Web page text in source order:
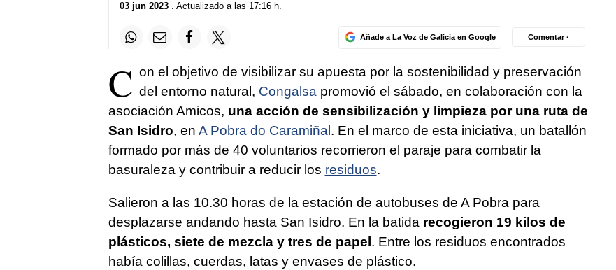
03 jun 2023. Actualizado a las 17:16 h.
Añade a La Voz de Galicia en Google Comentar ·
C on el objetivo de visibilizar su apuesta por la sostenibilidad y preservación
del entorno natural, Congalsapromovió el sábado, en colaboración con la
asociación Amicos, una acción de sensibilización y limpieza por una ruta de
San Isidro, en A Pobra do Caramiñal . En el marco de esta iniciativa, un batallón
formado por más de 40 voluntarios recorrieron el paraje para combatir la
basuraleza y contribuir a reducir los residuos.
Salieron a las 10.30 horas de la estación de autobuses de A Pobra para
desplazarse andando hasta San Isidro. En la batida recogieron 19 kilos de
plásticos, siete de mezcla y tres de papel . Entre los residuos encontrados
había colillas, cuerdas, latas y envases de plástico.